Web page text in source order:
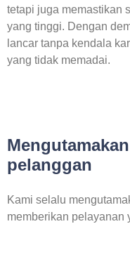
tetapi juga memastikan
yang tinggi. Dengan
lancar tanpa kendala
yang tidak memadai.
pelanggan
Kami selalu
memberikan pelayanan